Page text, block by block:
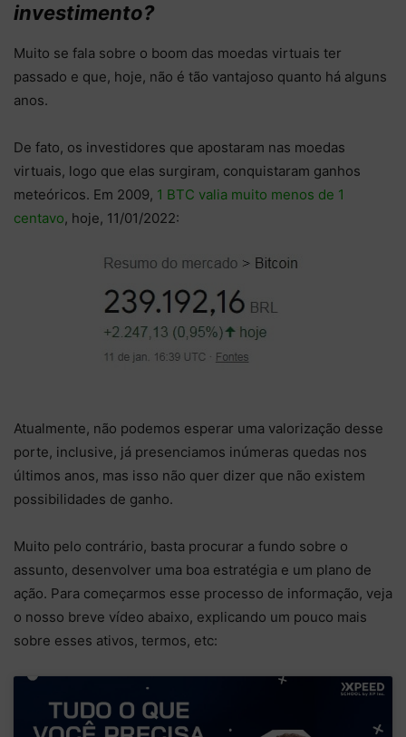
investimento?
Muito se fala sobre o boom das moedas virtuais ter
passado e que, hoje, não é tão vantajoso quanto há alguns
anos.
De fato, os investidores que apostaram nas moedas
virtuais, logo que elas surgiram, conquistaram ganhos
meteóricos. Em 2009, 1 BTC valia muito menos de 1
centavo, hoje, 11/01/2022:
Atualmente, não podemos esperar uma valorização desse
porte, inclusive, já presenciamos inúmeras quedas nos
últimos anos, mas isso não quer dizer que não existem
possibilidades de ganho.
Muito pelo contrário, basta procurar a fundo sobre o
assunto, desenvolver uma boa estratégia e um plano de
ação. Para começarmos esse processo de informação, veja
o nosso breve vídeo abaixo, explicando um pouco mais
sobre esses ativos, termos, etc: